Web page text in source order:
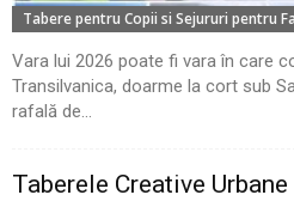
Tabere pentru Copii si Sejururi pentru
Vara lui 2026 poate fi vara în care
Transilvanica, doarme la cort sub
rafală de...
Taberele Creative